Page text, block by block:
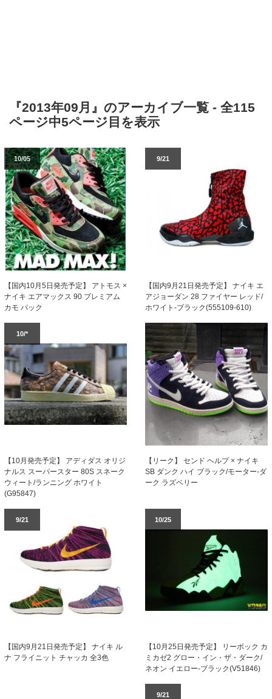
『2013年09月』のアーカイブ一覧 - 全115
ページ中5ページ目を表示
10/05
【国内10月5日発売予定】 アトモス ×
ナイキ エアマックス 90 プレミアム
カモ パック
9/21
【国内9月21日発売予定】 ナイキ エ
アジョーダン 28 ファイヤー レッド/
ホワイト-ブラック(555109-610)
10/*
【10月発売予定】 アディダス オリジ
ナルス スーパースター 80S スネーク
ウィート/ランニング ホワイト
(G95847)
【リーク】 センド ヘルプ × ナイキ
SB ダンク ハイ ブラック/モーター-ダ
ーク ラズベリー
9/21
【国内9月21日発売予定】 ナイキ ル
ナ フライニット チャッカ 全3色
10/25
【10月25日発売予定】 リーボック カ
ミカゼ2 グロー・イン・ザ・ダーク/
ネオン イエロー-ブラック(V51846)
9/21